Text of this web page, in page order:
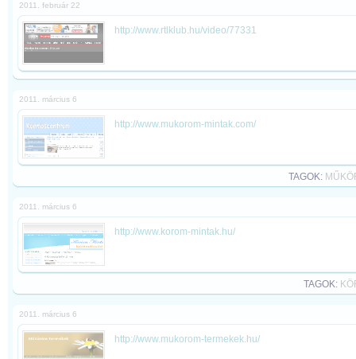
2011. február 22
http://www.rtlklub.hu/video/77331
2011. március 6
http://www.mukorom-mintak.com/
TAGOK:
2011. március 6
http://www.korom-mintak.hu/
TAGOK:
2011. március 6
http://www.mukorom-termekek.hu/